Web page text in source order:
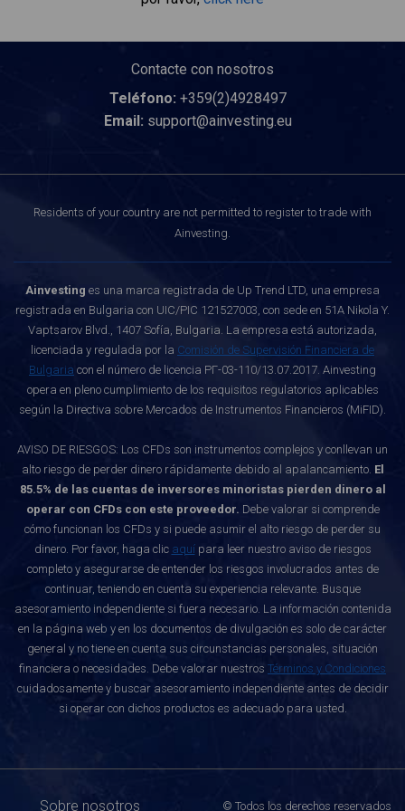
Contacte con nosotros
Teléfono: +359(2)4928497
Email: support@ainvesting.eu
Residents of your country are not permitted to register to trade with
Ainvesting.
Ainvesting es una marca registrada de Up Trend LTD, una empresa
registrada en Bulgaria con UIC/PIC 121527003, con sede en 51A Nikola Y.
Vaptsarov Blvd., 1407 Sofía, Bulgaria. La empresa está autorizada,
licenciada y regulada por la Comisión de Supervisión Financiera de
Bulgaria con el número de licencia РГ-03-110/13.07.2017. Ainvesting
opera en pleno cumplimiento de los requisitos regulatorios aplicables
según la Directiva sobre Mercados de Instrumentos Financieros (MiFID).
AVISO DE RIESGOS: Los CFDs son instrumentos complejos y conllevan un
alto riesgo de perder dinero rápidamente debido al apalancamiento. El
85.5% de las cuentas de inversores minoristas pierden dinero al
operar con CFDs con este proveedor. Debe valorar si comprende
cómo funcionan los CFDs y si puede asumir el alto riesgo de perder su
dinero. Por favor, haga clic aquípara leer nuestro aviso de riesgos
completo y asegurarse de entender los riesgos involucrados antes de
continuar, teniendo en cuenta su experiencia relevante. Busque
asesoramiento independiente si fuera necesario. La información contenida
en la página web y en los documentos de divulgación es solo de carácter
general y no tiene en cuenta sus circunstancias personales, situación
financiera o necesidades. Debe valorar nuestros Términos y Condiciones
cuidadosamente y buscar asesoramiento independiente antes de decidir
si operar con dichos productos es adecuado para usted.
Sobre nosotros © Todos los derechos reservados